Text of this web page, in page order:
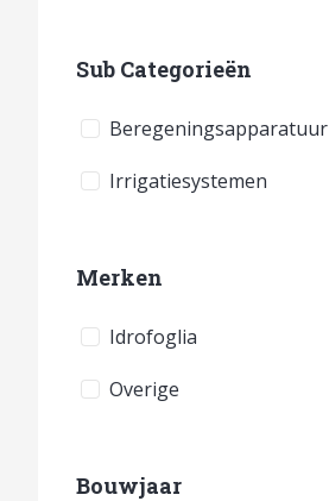
Sub Categorieën
Beregeningsapparatuur
Irrigatiesystemen
Merken
Idrofoglia
Overige
Bouwjaar